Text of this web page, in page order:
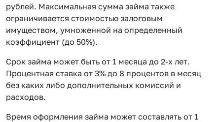
рублей. Максимальная сумма займа также
ограничивается стоимостью залоговым
имуществом, умноженной на определенный
коэффициент (до 50%).
Срок займа может быть от 1 месяца до 2-х лет.
Процентная ставка от 3% до 8 процентов в месяц
без каких либо дополнительных комиссий и
расходов.
Время оформления займа может составлять от 1